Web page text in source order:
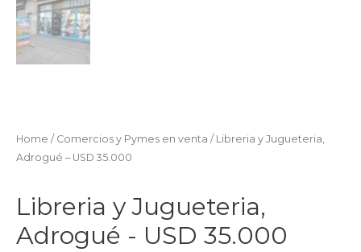
Home / Comercios y Pymes en venta / Libreria y Jugueteria,
Adrogué – USD 35.000
Libreria y Jugueteria,
Adrogué - USD 35.000